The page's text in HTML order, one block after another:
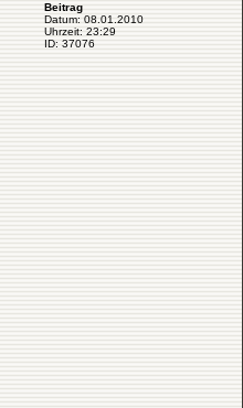
Beitrag
Datum: 08.01.2010
Uhrzeit: 23:29
ID: 37076